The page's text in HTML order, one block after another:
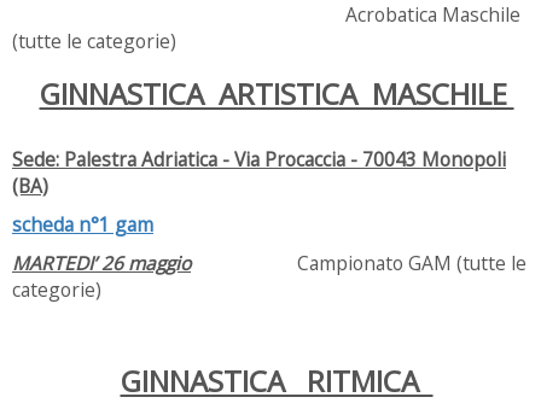
Acrobatica Maschile
(tutte le categorie)
GINNASTICA ARTISTICA MASCHILE
Sede: Palestra Adriatica - Via Procaccia - 70043 Monopoli
(BA)
scheda n°1 gam
MARTEDI’ 26 maggioCampionato GAM (tutte le
categorie)
GINNASTICA RITMICA